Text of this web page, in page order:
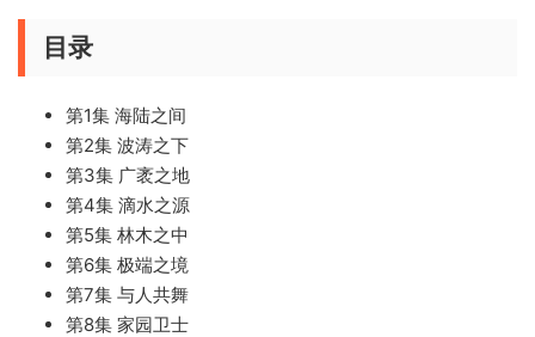
目录
第1集 海陆之间
第2集 波涛之下
第3集 广袤之地
第4集 滴水之源
第5集 林木之中
第6集 极端之境
第7集 与人共舞
第8集 家园卫士